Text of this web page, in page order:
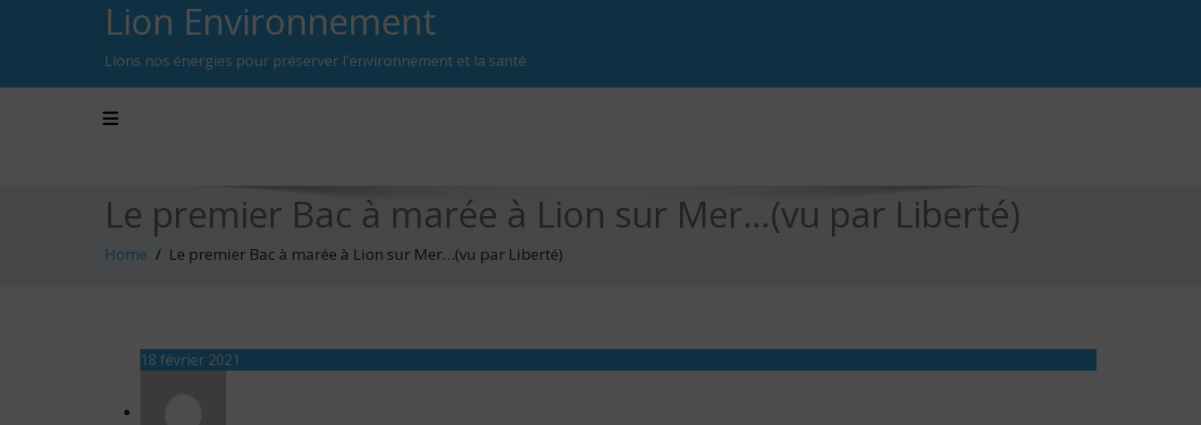
Lion Environnement
Lions nos énergies pour préserver l'environnement et la santé
Toggle navigation
Le premier Bac à marée à Lion sur Mer…(vu par Liberté)
Home Le premier Bac à marée à Lion sur Mer…(vu par Liberté)
18 février 2021